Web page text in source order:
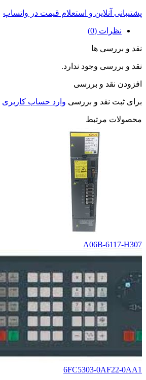
پشتیبانی آنلاین و استعلام قیمت در واتساپ
نظرات (0)
نقد و بررسی ها
نقد و بررسی وجود ندارد.
افزودن نقد و بررسی
برای ثبت نقد و بررسی وارد حساب کاربری
محصولات مرتبط
A06B-6117-H307
6FC5303-0AF22-0AA1